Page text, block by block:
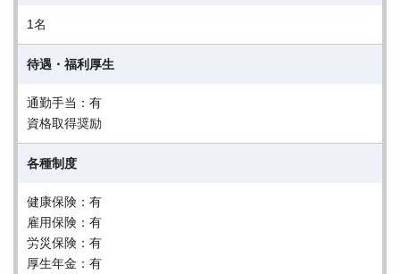
1名
待遇・福利厚生
通勤手当：有
資格取得奨励
各種制度
健康保険：有
雇用保険：有
労災保険：有
厚生年金：有